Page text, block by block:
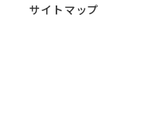
サイトマップ